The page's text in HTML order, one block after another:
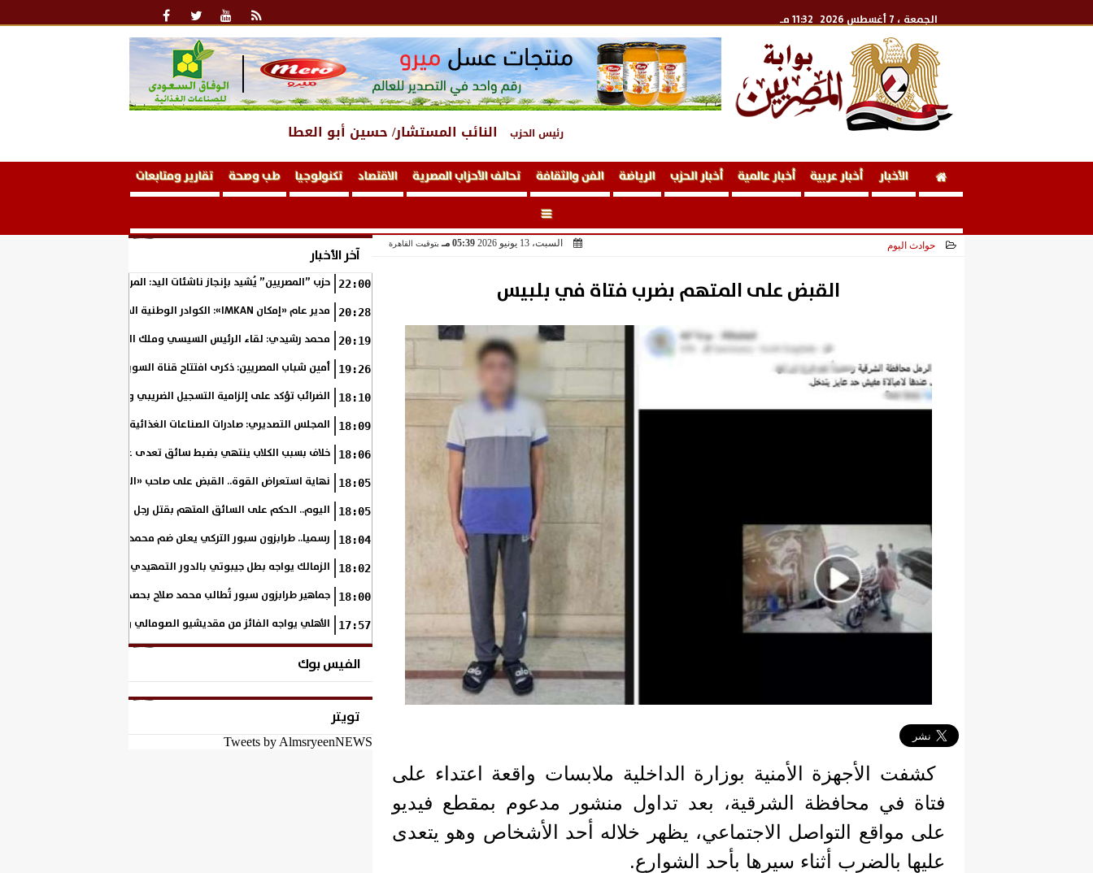
الجمعة ، 7 أغسطس 2026 11:32 مـ
رئيس الحزب النائب المستشار/ حسين أبو العطا
الأخبار أخبار عربية أخبار عالمية أخبار الحزب الرياضة الفن والثقافة تحالف الأحزاب المصرية الاقتصاد تكنولوجيا طب وصحة تقارير ومتابعات
حوادث اليوم السبت، 13 يونيو 2026 05:39 مـ بتوقيت القاهرة
القبض على المتهم بضرب فتاة في بلبيس
كشفت الأجهزة الأمنية بوزارة الداخلية ملابسات واقعة اعتداء على
فتاة في محافظة الشرقية، بعد تداول منشور مدعوم بمقطع فيديو
على مواقع التواصل الاجتماعي، يظهر خلاله أحد الأشخاص وهو يتعدى
عليها بالضرب أثناء سيرها بأحد الشوارع.
آخر الأخبار
22:00 حزب ”المصريين” يُشيد بإنجاز ناشئات اليد: المربع الذهبي خطوة نحو
20:28 مدير عام «إمكان IMKAN»: الكوادر الوطنية المؤهلة هي الثروة الحقيقية لمستقبل التنمية في مصر
20:19 محمد رشيدي: لقاء الرئيس السيسي وملك البحرين يؤكد قيادة مصر لتعزيز
19:26 أمين شباب المصريين: ذكرى افتتاح قناة السويس الجديدة تجسد رؤية
18:10 الضرائب تؤكد على إلزامية التسجيل الضريبي والفاتورة الإلكترونية لجميع
18:09 المجلس التصديري: صادرات الصناعات الغذائية إلى الاتحاد الأوروبي ترتفع 15.4% خلال النصف الأول من 2026
18:06 خلاف بسبب الكلاب ينتهي بضبط سائق تعدى على سيدة بالإسكندرية
18:05 نهاية استعراض القوة.. القبض على صاحب «السنجة» في المنوفية
18:05 اليوم.. الحكم على السائق المتهم بقتل رجل وحفيدته وإصابة 11 آخرين
18:04 رسميا.. طرابزون سبور التركي يعلن ضم محمد صلاح حتى عام 2028
18:02 الزمالك يواجه بطل جيبوتي بالدور التمهيدي من بطولة إفريقيا
18:00 جماهير طرابزون سبور تُطالب محمد صلاح بحصد لقب الدوري التركي
17:57 الأهلي يواجه الفائز من مقديشيو الصومالي وكيتارا الأوغندي
الفيس بوك
تويتر
Tweets by AlmsryeenNEWS